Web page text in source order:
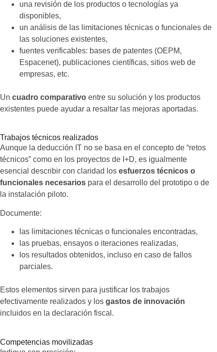
una revisión de los productos o tecnologías ya
disponibles,
un análisis de las limitaciones técnicas o funcionales de
las soluciones existentes,
fuentes verificables: bases de patentes (OEPM,
Espacenet), publicaciones científicas, sitios web de
empresas, etc.
Un cuadro comparativo entre su solución y los productos
existentes puede ayudar a resaltar las mejoras aportadas.
Trabajos técnicos realizados
Aunque la deducción IT no se basa en el concepto de “retos
técnicos” como en los proyectos de I+D, es igualmente
esencial describir con claridad los esfuerzos técnicos o
funcionales necesarios para el desarrollo del prototipo o de
la instalación piloto.
Documente:
las limitaciones técnicas o funcionales encontradas,
las pruebas, ensayos o iteraciones realizadas,
los resultados obtenidos, incluso en caso de fallos
parciales.
Estos elementos sirven para justificar los trabajos
efectivamente realizados y los gastos de innovación
incluidos en la declaración fiscal.
Competencias movilizadas